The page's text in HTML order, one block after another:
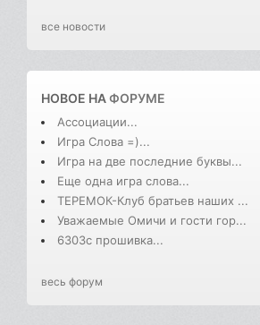
все новости
НОВОЕ НАФОРУМЕ
Ассоциации...
Игра Слова =)...
Игра на две последние буквы...
Еще одна игра слова...
ТЕРЕМОК-Клуб братьев наших ...
Уважаемые Омичи и гости гор...
6303с прошивка...
весь форум